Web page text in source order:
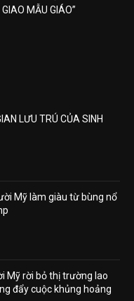
GIAO MẪU GIÁO”
LƯU TRÚ CỦA SINH
Mỹ làm giàu từ bùng nổ
Mỹ rời bỏ thị trường lao
đẩy cuộc khủng hoảng